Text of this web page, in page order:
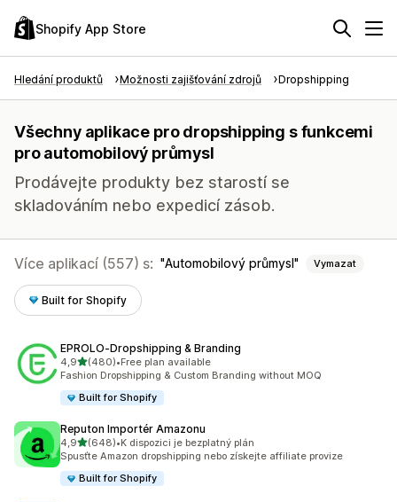
Shopify App Store
Hledání produktů Možnosti zajišťování zdrojů Dropshipping
Všechny aplikace pro dropshipping s funkcemi
pro automobilový průmysl
Prodávejte produkty bez starostí se
skladováním nebo expedicí zásob.
Více aplikací (557) s: Automobilový průmysl Vymazat
Built for Shopify
EPROLO‑Dropshipping & Branding
4,9z 5 hvězd
(480)
Celkový počet recenzí: 480
•Free plan available
Fashion Dropshipping & Custom Branding without MOQ
Built for Shopify
Reputon Importér Amazonu
4,9z 5 hvězd
(648)
Celkový počet recenzí: 648
•K dispozici je bezplatný plán
Spusťte Amazon dropshipping nebo získejte affiliate provize
Built for Shopify